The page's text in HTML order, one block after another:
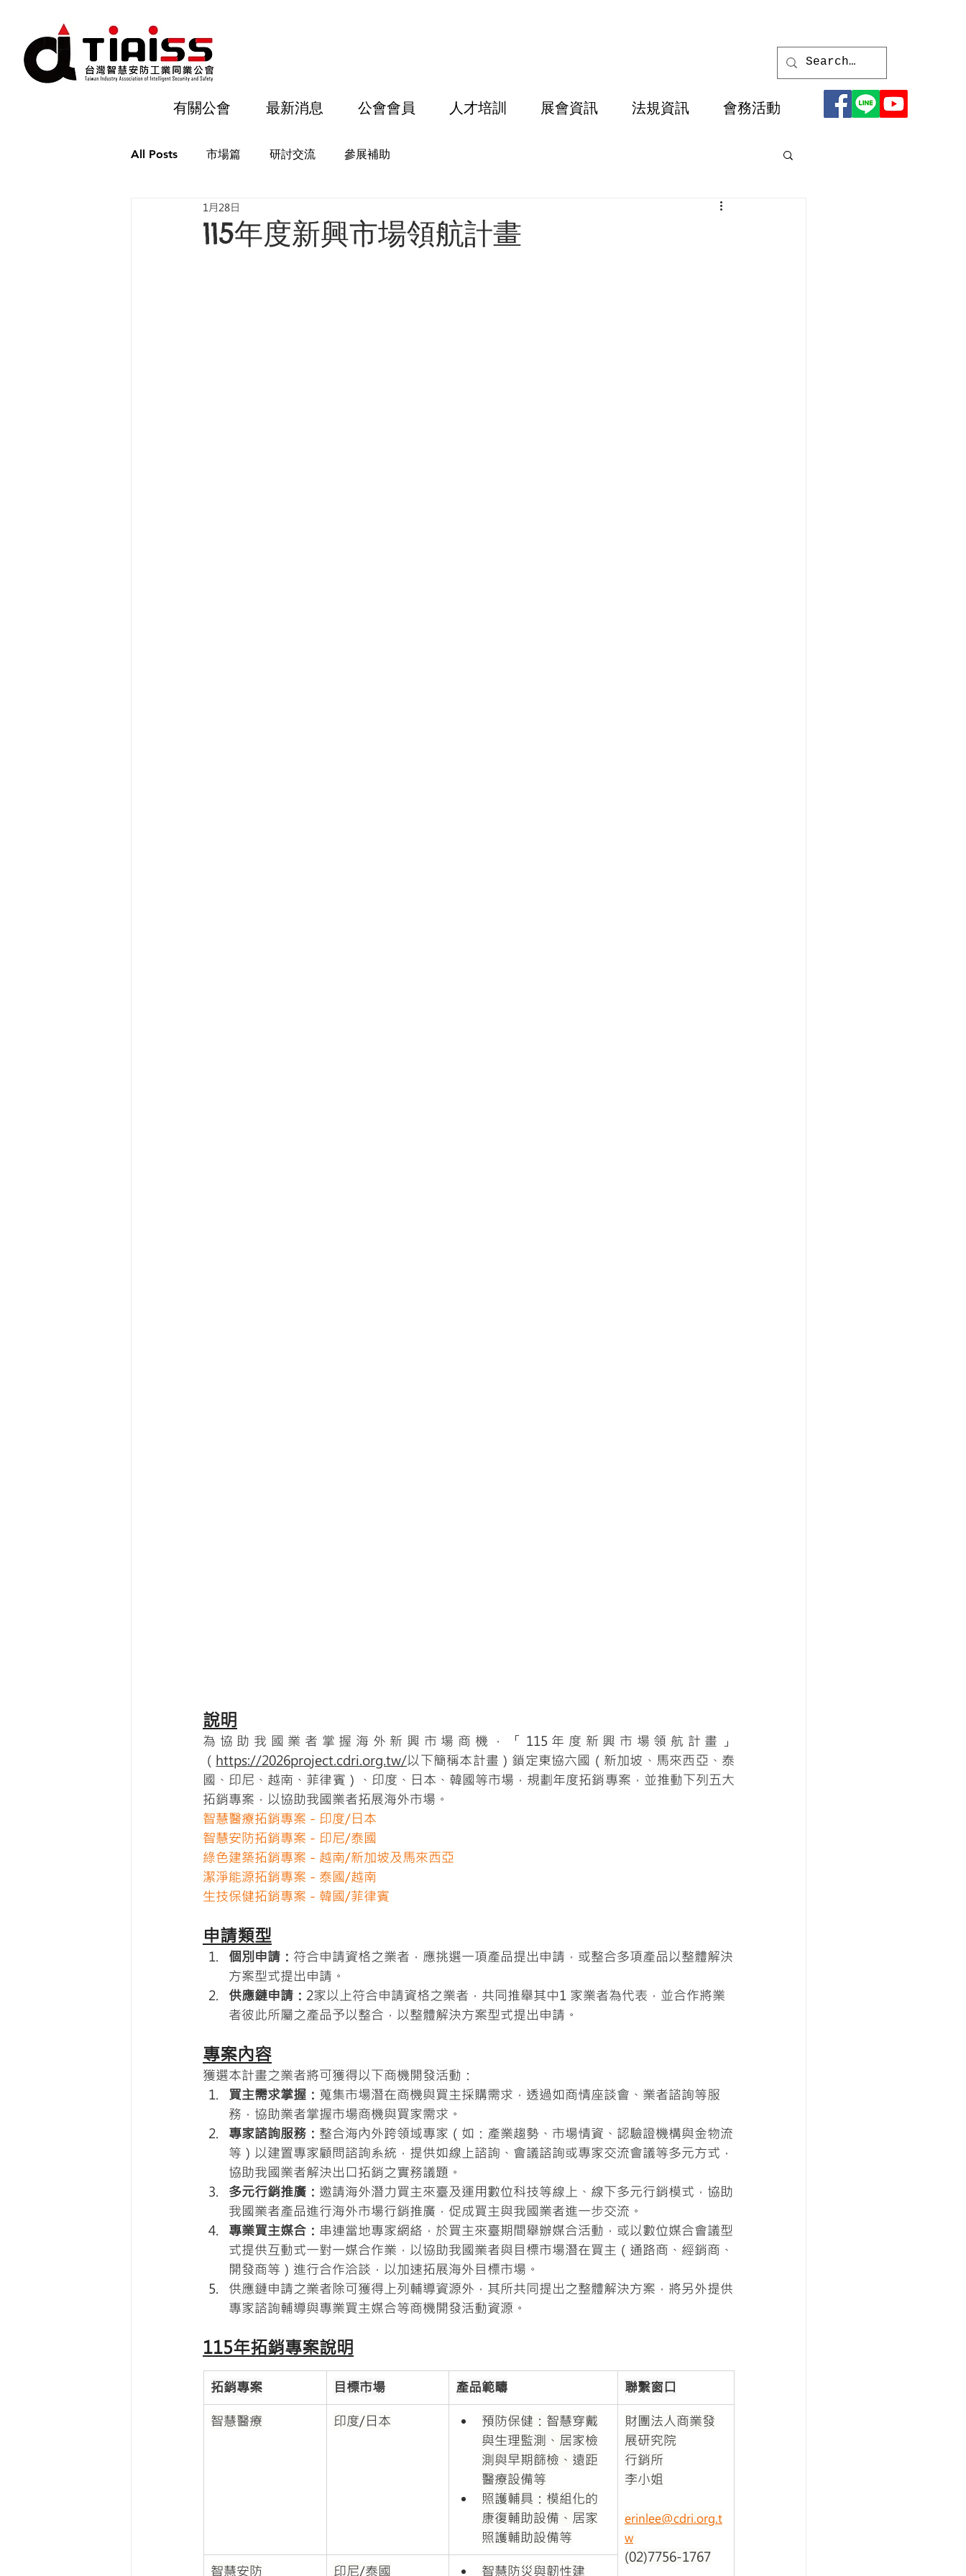
有關公會 最新消息 公會會員 人才培訓 展會資訊 法規資訊 會務活動
All Posts 市場篇 研討交流 參展補助
115年度新興市場領航計畫
1月28日
說明
為協助我國業者掌握海外新興市場商機，「115年度新興市場領航計畫」
（ https://2026project.cdri.org.tw/以下簡稱本計畫）鎖定東協六國（新加坡、馬來西亞、泰
國、印尼、越南、菲律賓）、印度、日本、韓國等市場，規劃年度拓銷專案，並推動下列五大
拓銷專案，以協助我國業者拓展海外市場。
智慧醫療拓銷專案－印度/日本
智慧安防拓銷專案－印尼/泰國
綠色建築拓銷專案－越南/新加坡及馬來西亞
潔淨能源拓銷專案－泰國/越南
生技保健拓銷專案－韓國/菲律賓
申請類型
個別申請： 符合申請資格之業者，應挑選一項產品提出申請，或整合多項產品以整體解決
方案型式提出申請。
供應鏈申請： 2家以上符合申請資格之業者，共同推舉其中1 家業者為代表，並合作將業
者彼此所屬之產品予以整合，以整體解決方案型式提出申請。
專案內容
獲選本計畫之業者將可獲得以下商機開發活動：
買主需求掌握： 蒐集市場潛在商機與買主採購需求，透過如商情座談會、業者諮詢等服
務，協助業者掌握市場商機與買家需求。
專家諮詢服務： 整合海內外跨領域專家（如：產業趨勢、市場情資、認驗證機構與金物流
等）以建置專家顧問諮詢系統，提供如線上諮詢、會議諮詢或專家交流會議等多元方式，
協助我國業者解決出口拓銷之實務議題。
多元行銷推廣： 邀請海外潛力買主來臺及運用數位科技等線上、線下多元行銷模式，協助
我國業者產品進行海外市場行銷推廣，促成買主與我國業者進一步交流。
專業買主媒合： 串連當地專家網絡，於買主來臺期間舉辦媒合活動，或以數位媒合會議型
式提供互動式一對一媒合作業，以協助我國業者與目標市場潛在買主（通路商、經銷商、
開發商等）進行合作洽談，以加速拓展海外目標市場。
供應鏈申請之業者除可獲得上列輔導資源外，其所共同提出之整體解決方案，將另外提供
專家諮詢輔導與專業買主媒合等商機開發活動資源。
115年拓銷專案說明
拓銷專案 目標市場 產品範疇
聯繫窗口
智慧醫療
印度/日本
預防保健：智慧穿戴
與生理監測、居家檢
測與早期篩檢、遠距
醫療設備等
照護輔具：模組化的
康復輔助設備、居家
照護輔助設備等
財團法人商業發
展研究院
行銷所
李小姐
erinlee@cdri.org.t
w
(02)7756-1767
智慧安防
印尼/泰國 智慧防災與韌性建